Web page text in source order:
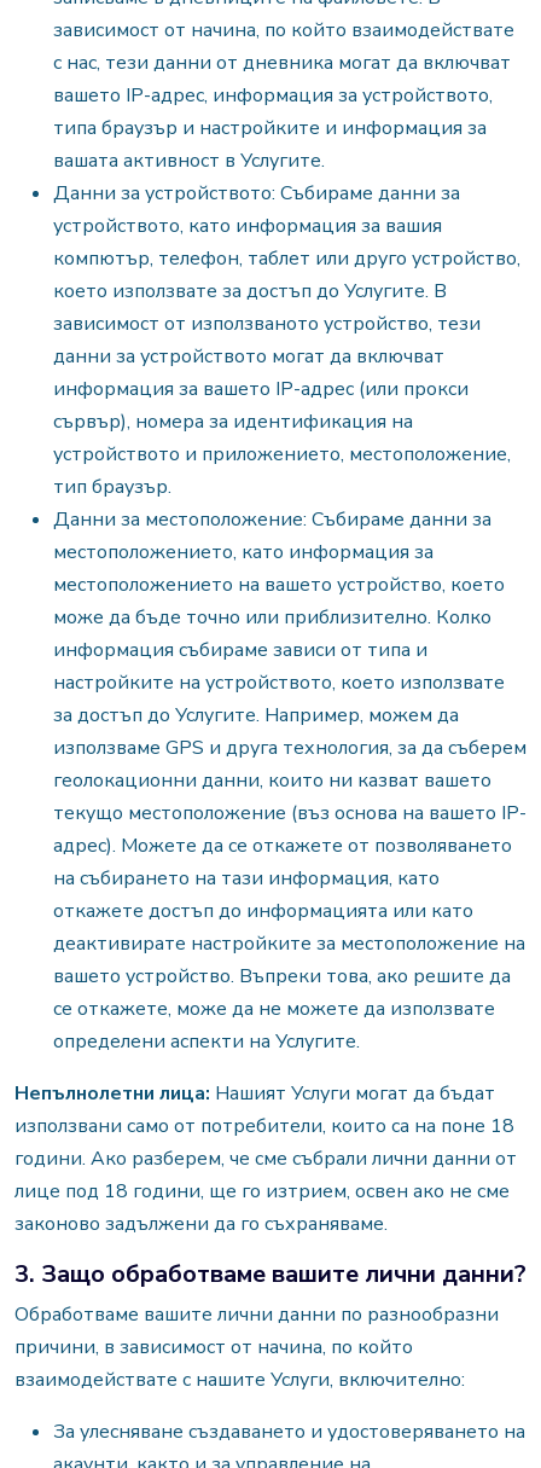
зависимост от начина, по който взаимодействате
с нас, тези данни от дневника могат да включват
вашето IP-адрес, информация за устройството,
типа браузър и настройките и информация за
вашата активност в Услугите.
Данни за устройството: Събираме данни за
устройството, като информация за вашия
компютър, телефон, таблет или друго устройство,
което използвате за достъп до Услугите. В
зависимост от използваното устройство, тези
данни за устройството могат да включват
информация за вашето IP-адрес (или прокси
сървър), номера за идентификация на
устройството и приложението, местоположение,
тип браузър.
Данни за местоположение: Събираме данни за
местоположението, като информация за
местоположението на вашето устройство, което
може да бъде точно или приблизително. Колко
информация събираме зависи от типа и
настройките на устройството, което използвате
за достъп до Услугите. Например, можем да
използваме GPS и друга технология, за да съберем
геолокационни данни, които ни казват вашето
текущо местоположение (въз основа на вашето IP-
адрес). Можете да се откажете от позволяването
на събирането на тази информация, като
откажете достъп до информацията или като
деактивирате настройките за местоположение на
вашето устройство. Въпреки това, ако решите да
се откажете, може да не можете да използвате
определени аспекти на Услугите.
Непълнолетни лица: Нашият Услуги могат да бъдат
използвани само от потребители, които са на поне 18
години. Ако разберем, че сме събрали лични данни от
лице под 18 години, ще го изтрием, освен ако не сме
законово задължени да го съхраняваме.
3. Защо обработваме вашите лични данни?
Обработваме вашите лични данни по разнообразни
причини, в зависимост от начина, по който
взаимодействате с нашите Услуги, включително:
За улесняване създаването и удостоверяването на